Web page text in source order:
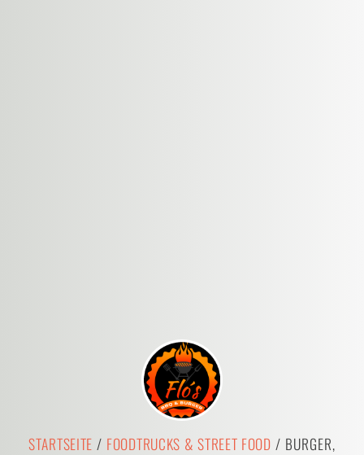
STARTSEITE / FOODTRUCKS & STREET FOOD / BURGER,